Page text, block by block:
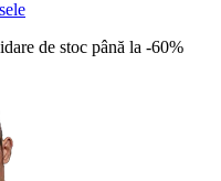
de stoc până la -60%